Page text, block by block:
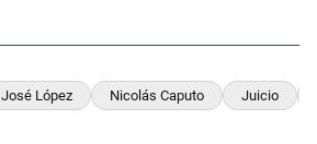
José López Nicolás Caputo Juicio